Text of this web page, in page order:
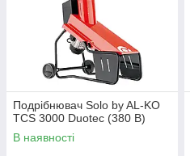
Подрібнювач Solo by AL-KO
TCS 3000 Duotec (380 В)
В наявності